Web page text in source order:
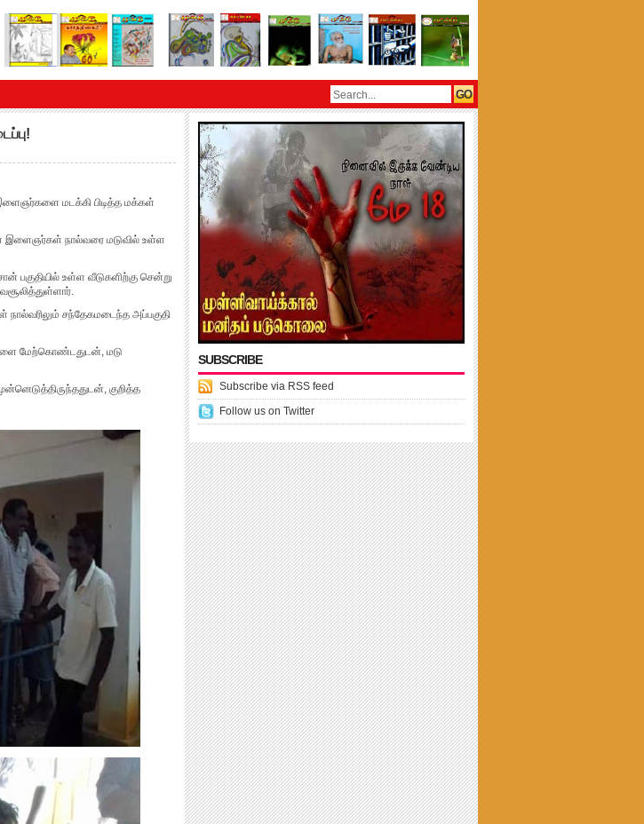
மடக்கி பிடித்த மக்கள்
இளைஞர்கள் நால்வரை மடுவில் உள்ள
பகுதியில் உள்ள வீடுகளிற்கு சென்று
வசூலித்துள்ளார்.
சந்தேகமடைந்த அப்பகுதி
மேற்கொண்டதுடன், மடு
குறித்த
SUBSCRIBE
Subscribe via RSS feed
Follow us on Twitter